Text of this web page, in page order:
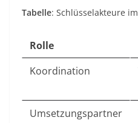
Tabelle: Schlüsselakteure
Rolle
Koordination
Umsetzungspartner